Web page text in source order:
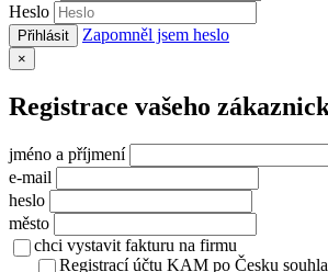
Heslo
Přihlásit Zapomněl jsem heslo
×
Registrace vašeho
jméno a příjmení
e-mail
heslo
město
chci vystavit fakturu na firmu
Registrací účtu KAM po Česku